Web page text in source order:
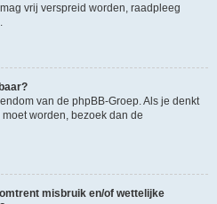
vrij verspreid worden, raadpleeg
van de phpBB-Groep. Als je denkt
worden, bezoek dan de
misbruik en/of wettelijke